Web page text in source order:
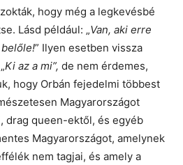
hogy még a legkevésbé
Lásd például: „Van, aki erre
” Ilyen esetben vissza
Ki az a mi”, de nem érdemes,
hogy Orbán fejedelmi többest
Magyarországot
drag queen-ektől, és egyéb
Magyarországot, amelynek
nem tagjai, és amely a